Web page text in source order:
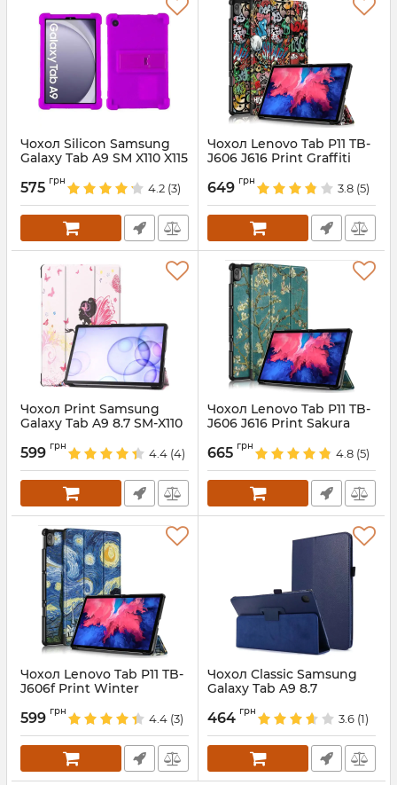
Чохол Silicon Samsung
Galaxy Tab A9 SM X110 X115
Артикул:7266
575 грн
4.2 (3)
Чохол Lenovo Tab P11 TB-
J606 J616 Print Graffiti
649 грн
3.8 (5)
Чохол Print Samsung
Galaxy Tab A9 8.7 SM-X110
Артикул: 687520
599 грн
4.4 (4)
Чохол Lenovo Tab P11 TB-
J606 J616 Print Sakura
665 грн
4.8 (5)
Чохол Lenovo Tab P11 TB-
J606f Print Winter
599 грн
4.4 (3)
Чохол Classic Samsung
Galaxy Tab A9 8.7
Артикул: 688065
464 грн
3.6 (1)